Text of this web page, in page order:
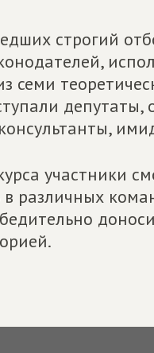
строгий
семи
депутаты,
участники
различных